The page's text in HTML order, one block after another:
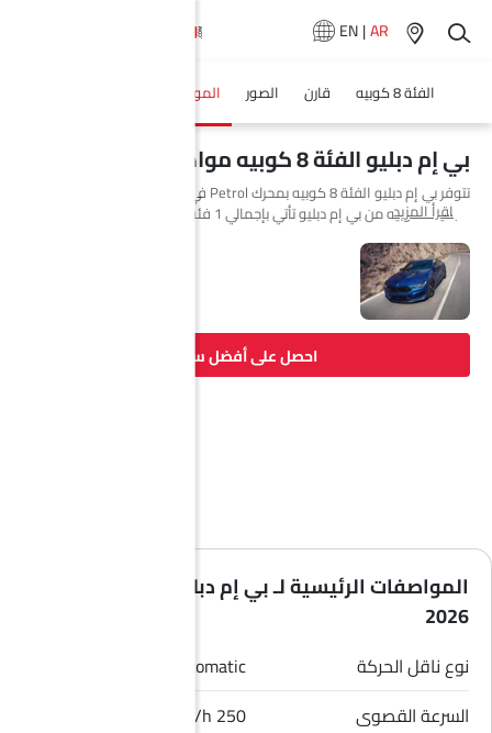
EN|AR
الفئة 8 كوبيه قارن الصور المواصفات
بي إم دبليو الفئة 8 كوبيه مواصفات
الجديدة كوبيه من بي إم دبليو تأتي بإجمالي 1 فئة. إذا تحدثنا عن مواصفات
استهلاك الوقود للسيارة الفئة 8 كوبيه 10.5 kmpl.
اقرأ المزيد
احصل على أفضل سعر
2026
نوع ناقل الحركة
Automatic
السرعة القصوى
250 Km/h